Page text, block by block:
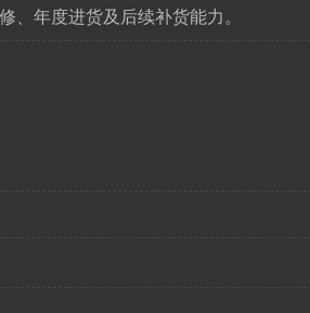
、年度进货及后续补货能力。